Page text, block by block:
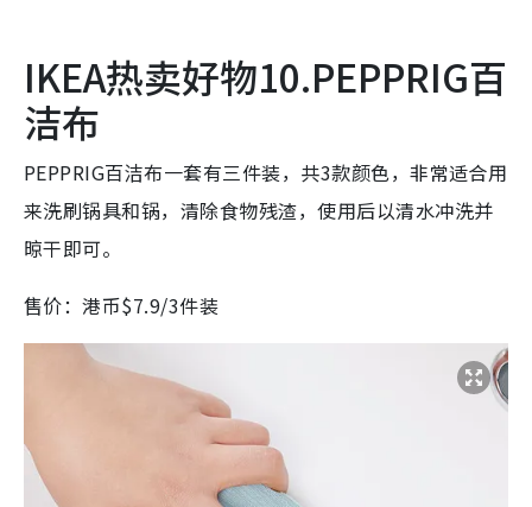
IKEA热卖好物10.PEPPRIG百
洁布
PEPPRIG百洁布一套有三件装，共3款颜色，非常适合用
来洗刷锅具和锅，清除食物残渣，使用后以清水冲洗并
晾干即可。
售价：港币$7.9/3件装